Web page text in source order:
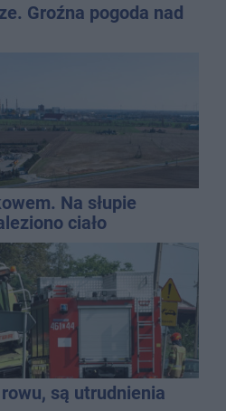
Groźna pogoda nad
Na słupie
ciało
są utrudnienia